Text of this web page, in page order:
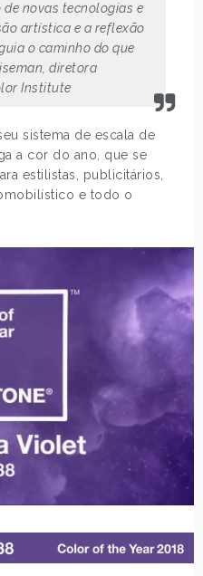
novas tecnologias e
artística e a reflexão
o caminho do que
diretora
Institute
sistema de escala de
a cor do ano, que se
estilistas, publicitários,
e todo o